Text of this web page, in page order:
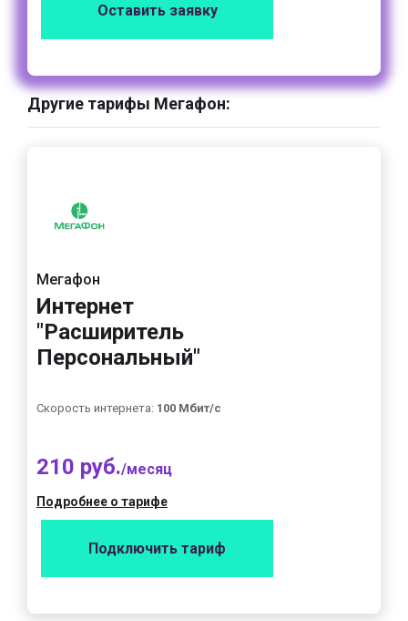
Оставить заявку
Другие тарифы Мегафон:
Мегафон
Интернет
"Расширитель
Персональный"
Скорость интернета: 100 Мбит/с
210 руб./месяц
Подробнее о тарифе
Подключить тариф